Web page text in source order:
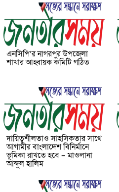
এনসিপি’র নাগরপুর উপজেলা
শাখার আহ্বায়ক কমিটি গঠিত
দায়িত্বশীলতাও সাহসিকতার সাথে
আগামীর বাংলাদেশ বিনির্মানে
ভূমিকা রাখতে হবে – মাওলানা
আব্দুল হালিম